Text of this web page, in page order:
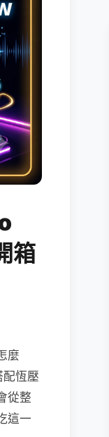
箱
麼
恆壓
從整
這一